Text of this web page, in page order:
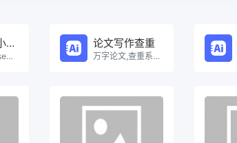
deepseek小程序
[手机版]deepseek小程序在线使用。
论文写作查重
万字论文,查重系统，Ai一键生成原创论文，权威查重系统，论文生成，论文写作，论文查重，论文致谢，论文。